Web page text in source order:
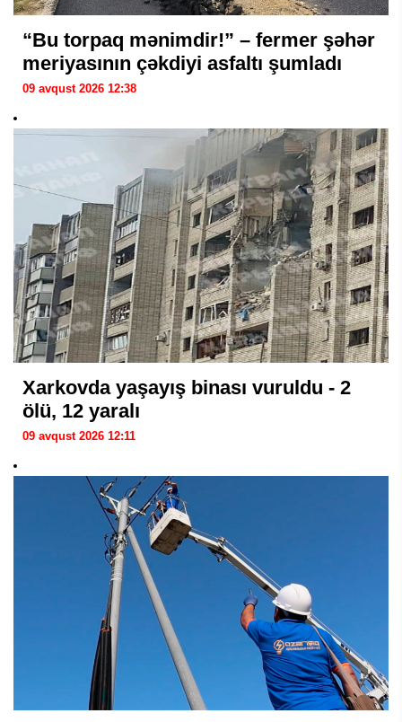
“Bu torpaq mənimdir!” – fermer şəhər
meriyasının çəkdiyi asfaltı şumladı
09 avqust 2026 12:38
Xarkovda yaşayış binası vuruldu - 2
ölü, 12 yaralı
09 avqust 2026 12:11